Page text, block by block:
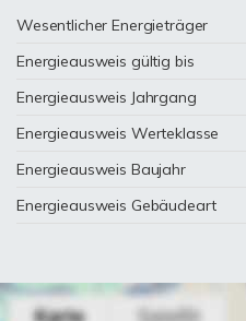
Wesentlicher Energieträger
Energieausweis gültig bis
Energieausweis Jahrgang
Energieausweis Werteklasse
Energieausweis Baujahr
Energieausweis Gebäudeart